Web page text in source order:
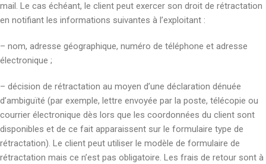
mail. Le cas échéant, le client peut exercer son droit de rétractation
en notifiant les informations suivantes à l’exploitant :
– nom, adresse géographique, numéro de téléphone et adresse
électronique ;
– décision de rétractation au moyen d’une déclaration dénuée
d’ambiguïté (par exemple, lettre envoyée par la poste, télécopie ou
courrier électronique dès lors que les coordonnées du client sont
disponibles et de ce fait apparaissent sur le formulaire type de
rétractation). Le client peut utiliser le modèle de formulaire de
rétractation mais ce n’est pas obligatoire. Les frais de retour sont à